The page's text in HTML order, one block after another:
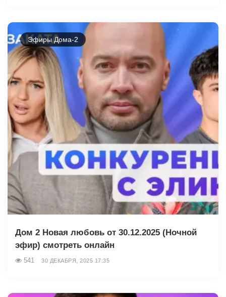
Эфиры Дома-2
Дом 2 Новая любовь от 30.12.2025 (Ночной
эфир) смотреть онлайн
541 30 ДЕКАБРЯ, 2025 17:35